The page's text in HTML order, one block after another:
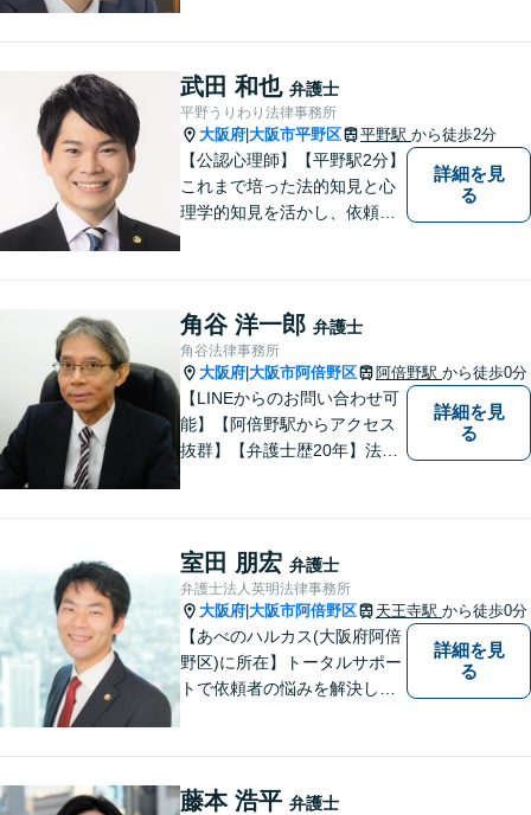
い分野に対応しております。
お気軽にご相談ください。
【夜間・休日対応可】
武田 和也 弁護士
平野うりわり法律事務所
大阪府 大阪市平野区 平野駅 から徒歩2分
【公認心理師】【平野駅2分】
これまで培った法的知見と心
理学的知見を活かし、依頼者
も、まずはご相談ください。
詳細を見
る
角谷 洋一郎 弁護士
角谷法律事務所
大阪府 大阪市阿倍野区 阿倍野駅 から徒歩0分
【LINEからのお問い合わせ可
能】【阿倍野駅からアクセス
抜群】【弁護士歴20年】法テ
トップ対応が強み！交通事故
／遺産分割／離婚／債務整理
／その他
詳細を見
る
室田 朋宏 弁護士
弁護士法人英明法律事務所
大阪府 大阪市阿倍野区 天王寺駅 から徒歩0分
【あべのハルカス(大阪府阿倍
野区)に所在】トータルサポー
トで依頼者の悩みを解決しま
詳細を見
る
藤本 浩平 弁護士